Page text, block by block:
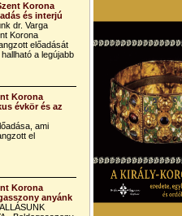
Korona
és interjú
dr. Varga
Korona
előadását
a legújabb
Korona
évkör és az
ami
el
Korona
anyánk